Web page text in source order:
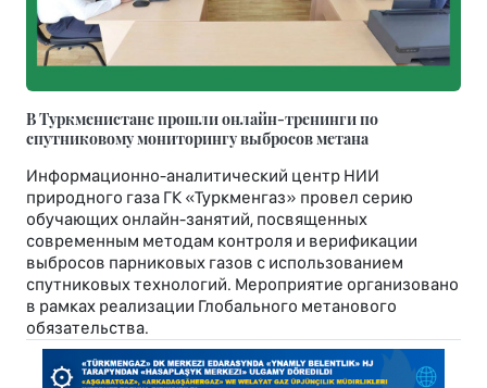
В Туркменистане прошли онлайн-тренинги по
спутниковому мониторингу выбросов метана
Информационно-аналитический центр НИИ
природного газа ГК «Туркменгаз» провел серию
обучающих онлайн-занятий, посвященных
современным методам контроля и верификации
выбросов парниковых газов с использованием
спутниковых технологий. Мероприятие организовано
в рамках реализации Глобального метанового
обязательства.